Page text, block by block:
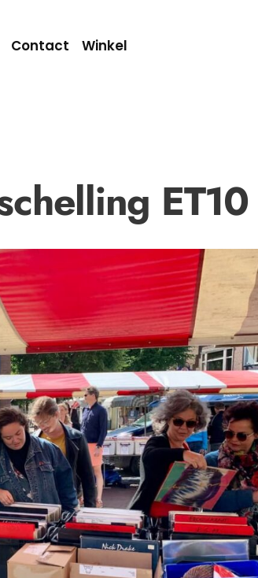
Contact Winkel
ET10